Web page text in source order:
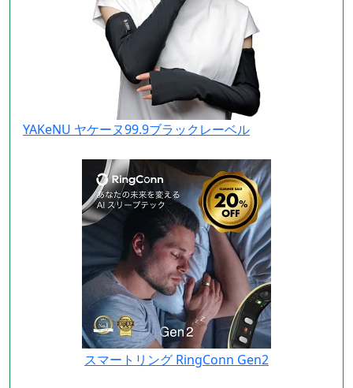
YAKeNU ヤケーヌ99.9ブラックレーベル
スマートリング RingConn Gen2